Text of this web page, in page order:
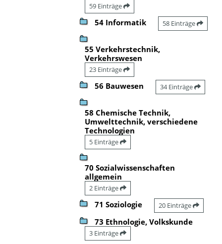
59 Einträge
54 Informatik 58 Einträge
55 Verkehrstechnik,
Verkehrswesen
23 Einträge
56 Bauwesen 34 Einträge
58 Chemische Technik,
Umwelttechnik, verschiedene
Technologien
5 Einträge
70 Sozialwissenschaften
allgemein
2 Einträge
71 Soziologie 20 Einträge
73 Ethnologie, Volkskunde
3 Einträge